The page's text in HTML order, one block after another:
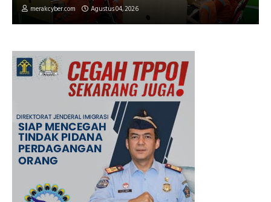
merakcyber.com Agustus 04, 2026